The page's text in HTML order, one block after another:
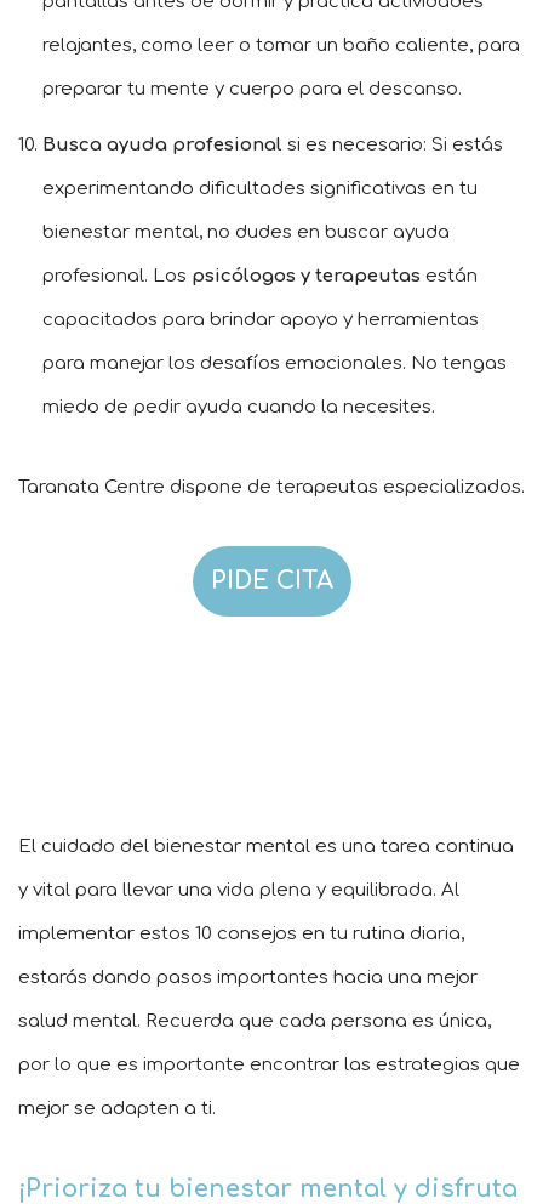
relajantes, como leer o tomar un baño caliente, para
preparar tu mente y cuerpo para el descanso.
Busca ayuda profesional si es necesario: Si estás
experimentando dificultades significativas en tu
bienestar mental, no dudes en buscar ayuda
profesional. Los psicólogos y terapeutas están
capacitados para brindar apoyo y herramientas
para manejar los desafíos emocionales. No tengas
miedo de pedir ayuda cuando la necesites.
Taranata Centre dispone de terapeutas especializados.
PIDE CITA
El cuidado del bienestar mental es una tarea continua
y vital para llevar una vida plena y equilibrada. Al
implementar estos 10 consejos en tu rutina diaria,
estarás dando pasos importantes hacia una mejor
salud mental. Recuerda que cada persona es única,
por lo que es importante encontrar las estrategias que
mejor se adapten a ti.
¡Prioriza tu bienestar mental y disfruta